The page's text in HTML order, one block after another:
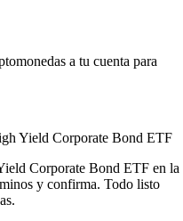
a tu cuenta para
Yield Corporate Bond ETF
Corporate Bond ETF en la
y confirma. Todo listo